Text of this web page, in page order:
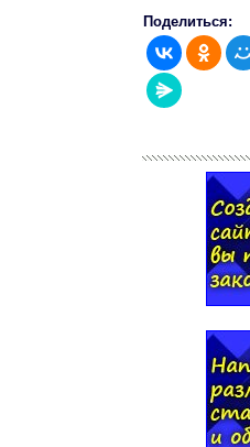
Поделиться: